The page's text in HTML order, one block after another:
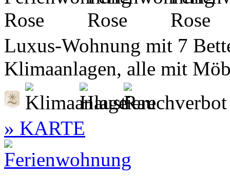
Luxus-Wohnung mit 7
Klimaanlagen, alle mit
» KARTE